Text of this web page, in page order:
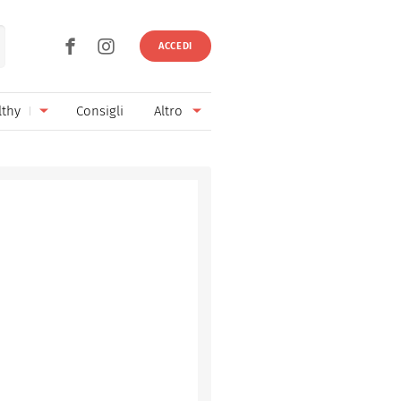
ACCEDI
Consigli Altro